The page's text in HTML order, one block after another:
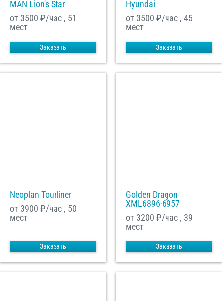
MAN Lion's Star
от 3500 ₽/час , 51
мест
Заказать
Hyundai
от 3500 ₽/час , 45
мест
Заказать
Neoplan Tourliner
от 3900 ₽/час , 50
мест
Заказать
Golden Dragon
XML6896-6957
от 3200 ₽/час , 39
мест
Заказать